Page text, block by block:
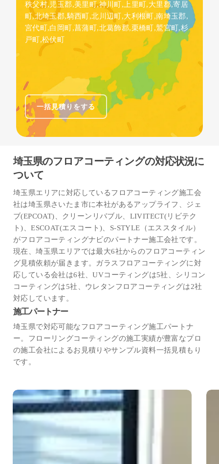
秩父村,児玉郡,美里町,神川町,上里町,大里郡,寄居
町,北埼玉郡,騎西町,北川辺町,大利根町,南埼玉郡,
宮代町,白岡町,菖蒲町,北葛飾郡,栗橋町,鷲宮町,杉
戸町,松伏町
一括見積りをする
埼玉県のフロアコーティングの対応状況に
ついて
埼玉県エリアに対応しているフロアコーティング施工会
社は埼玉県さいたま市に本社があるアップライフ、ジェ
ブ(EPCOAT)、クリーンリバブル、LIVITECT(リビテク
ト)、ESCOAT(エスコート)、S-STYLE（エススタイル）
がフロアコーティングナビのパートナー施工会社です。
現在、埼玉県エリアでは最大6社からのフロアコーティン
グ見積依頼が届きます。ガラスフロアコーティングに対
応している会社は6社、UVコーティングは5社、シリコン
コーティングは5社、ウレタンフロアコーティングは2社
対応しています。
施工パートナー
埼玉県で対応可能なフロアコーティング施工パートナ
ー。フローリングコーティングの施工実績が豊富なプロ
の施工会社によるお見積りやサンプル資料一括見積もり
です。
LIVITECT(リ
ビ
テ